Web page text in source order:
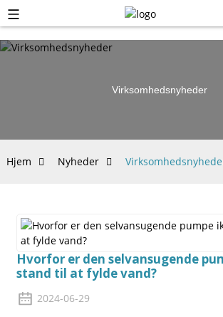
Virksomhedsnyheder
Hjem Nyheder
Hvorfor er den selvansugende
stand til at fylde vand?
2024-06-29